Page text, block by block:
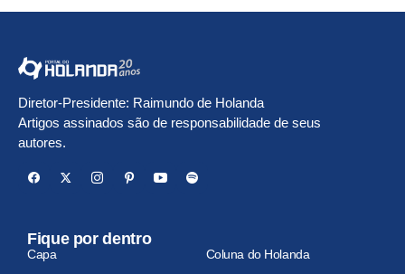
Diretor-Presidente: Raimundo de Holanda
Artigos assinados são de responsabilidade de seus
autores.
Fique por dentro
Capa
Coluna do Holanda